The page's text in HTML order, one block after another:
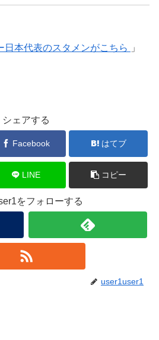
日本代表のスタメンがこちら
シェアする
Facebook はてブ
LINE コピー
をフォローする
user1user1